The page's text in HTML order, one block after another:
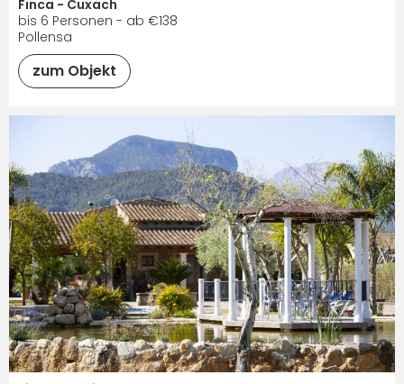
Finca - Cuxach
bis 6 Personen - ab €138
Pollensa
zum Objekt